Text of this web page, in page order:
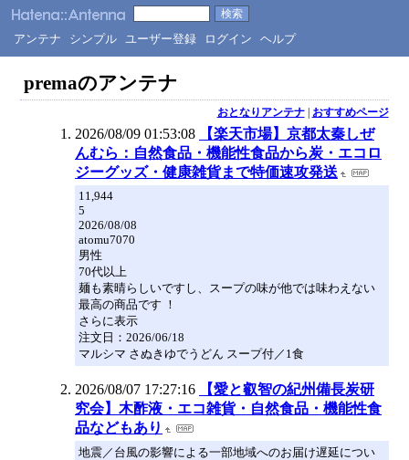
アンテナ シンプル ユーザー登録 ログイン ヘルプ
premaのアンテナ
おとなりアンテナ| おすすめページ
2026/08/09 01:53:08
【楽天市場】京都太秦しぜ
んむら：自然食品・機能性食品から炭・エコロ
ジーグッズ・健康雑貨まで特価速攻発送
11,944
5
2026/08/08
atomu7070
男性
70代以上
麺も素晴らしいですし、スープの味が他では味わえない
最高の商品です ！
さらに表示
注文日：2026/06/18
マルシマ さぬきゆでうどん スープ付／1食
2026/08/07 17:27:16
【愛と叡智の紀州備長炭研
究会】木酢液・エコ雑貨・自然食品・機能性食
品などもあり
地震／台風の影響による一部地域へのお届け遅延につい